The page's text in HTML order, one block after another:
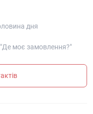
дня
"Де моє замовлення?"